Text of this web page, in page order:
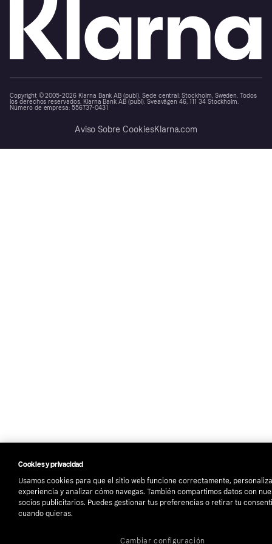
Copyright © 2005-2026 Klarna Bank AB (publ). Sede central: Stockholm, Sweden. Todos
los derechos reservados. Klarna Bank AB (publ). Sveavägen 46, 111 34 Stockholm.
Número de empresa: 556737-0431
Aviso Sobre CookiesKlarna.com
Cookies y privacidad
Usamos cookies para que el sitio web funcione correctamente,
experiencia y analizar cómo navegas. También compartimos datos con
socios publicitarios. Puedes gestionar tus preferencias o retirar tu
cuando quieras.
Cambiar configuración